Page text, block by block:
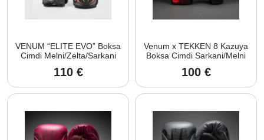
VENUM “ELITE EVO” Boksa
Cimdi Melni/Zelta/Sarkani
110 €
Venum x TEKKEN 8 Kazuya
Boksa Cimdi Sarkani/Melni
100 €